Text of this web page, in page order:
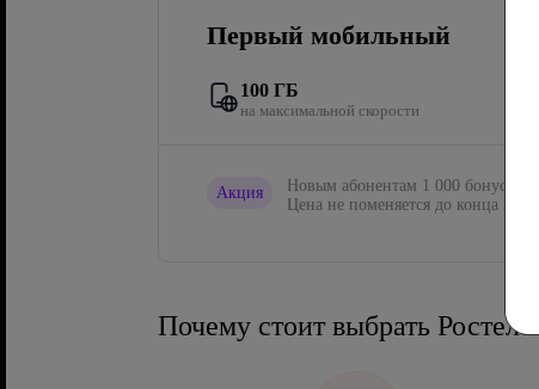
Первый мобильный
100 ГБ
на максимальной скорости
Акция
Новым абонентам 1 000 бонусов
Цена не поменяется до конца 2027
Почему стоит выбрать